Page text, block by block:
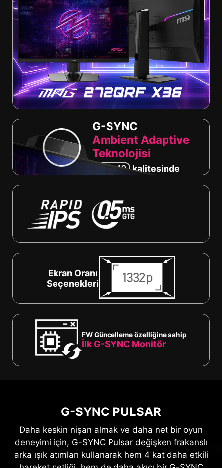
G-SYNC
Ambient Adaptive
Teknolojisi
HDR 10 kalitesinde
Ekran Oranı
Seçenekleri
FW Güncelleme özelliğine sahip
İlk G-SYNC Monitör
G-SYNC PULSAR
Daha keskin nişan almak ve daha net bir oyun
deneyimi için, G-SYNC Pulsar değişken frakanslı
arka ışık atımları kullanarak hem 4 kat daha etkili